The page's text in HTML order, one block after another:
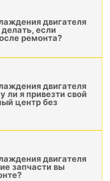
двигателя
если
ремонта?
двигателя
ли я привезти свой
центр без
двигателя
запчасти вы